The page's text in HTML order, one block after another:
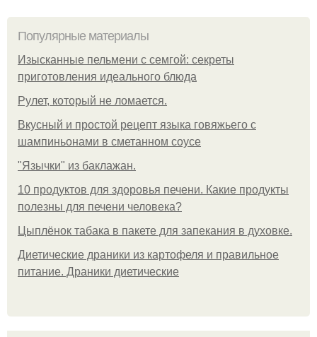
Популярные материалы
Изысканные пельмени с семгой: секреты
приготовления идеального блюда
Рулет, который не ломается.
Вкусный и простой рецепт языка говяжьего с
шампиньонами в сметанном соусе
"Язычки" из баклажан.
10 продуктов для здоровья печени. Какие продукты
полезны для печени человека?
Цыплёнок табака в пакете для запекания в духовке.
Диетические драники из картофеля и правильное
питание. Драники диетические